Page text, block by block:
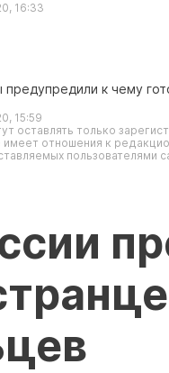
16:33
предупредили к чему
15:59
оставлять только
отношения к
пользователями